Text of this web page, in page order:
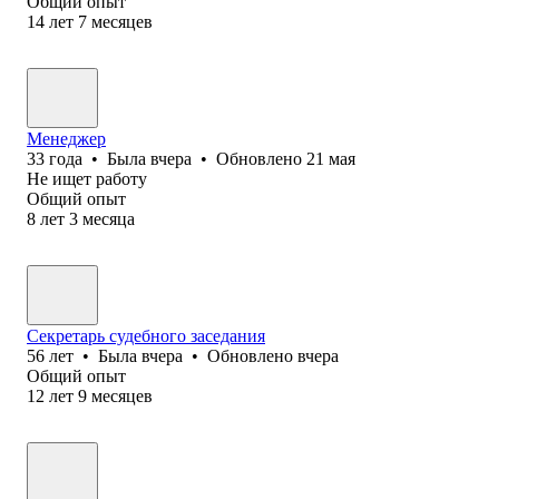
14 лет 7 месяцев
Менеджер
33 года • Была вчера • Обновлено 21 мая
Не ищет работу
Общий опыт
8 лет 3 месяца
Секретарь судебного заседания
56 лет • Была вчера • Обновлено вчера
Общий опыт
12 лет 9 месяцев